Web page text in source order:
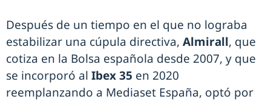
Después de un tiempo en el que no lograba
estabilizar una cúpula directiva, Almirall, que
cotiza en la Bolsa española desde 2007, y que
se incorporó al Ibex 35 en 2020
reemplanzando a Mediaset España, optó por